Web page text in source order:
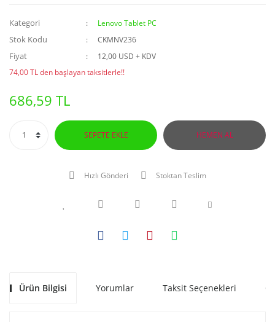
Kategori Lenovo Tablet PC
Stok Kodu CKMNV236
Fiyat
12,00 USD + KDV
74,00 TL den başlayan taksitlerle!!
686,59 TL
SEPETE EKLE HEMEN AL
Hızlı Gönderi Stoktan Teslim
Ürün Bilgisi Yorumlar Taksit Seçenekleri